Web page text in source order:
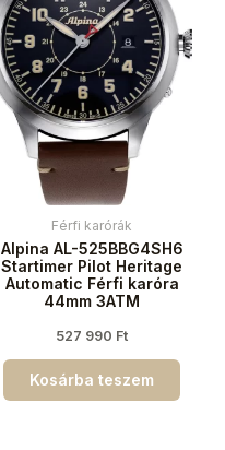
Férfi karórák
Alpina AL-525BBG4SH6
Startimer Pilot Heritage
Automatic Férfi karóra
44mm 3ATM
527 990 Ft
Kosárba teszem